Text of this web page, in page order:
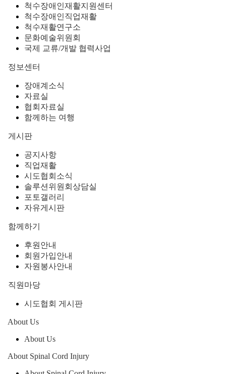
척수장애인재활지원센터
척수장애인직업재활
척수재활연구소
문화예술위원회
국제 교류/개발 협력사업
정보센터
장애계소식
자료실
협회자료실
함께하는 여행
게시판
공지사항
직업재활
시도협회소식
솔루션위원회상담실
포토갤러리
자유게시판
함께하기
후원안내
회원가입안내
자원봉사안내
직원마당
시도협회 게시판
About Us
About Us
About Spinal Cord Injury